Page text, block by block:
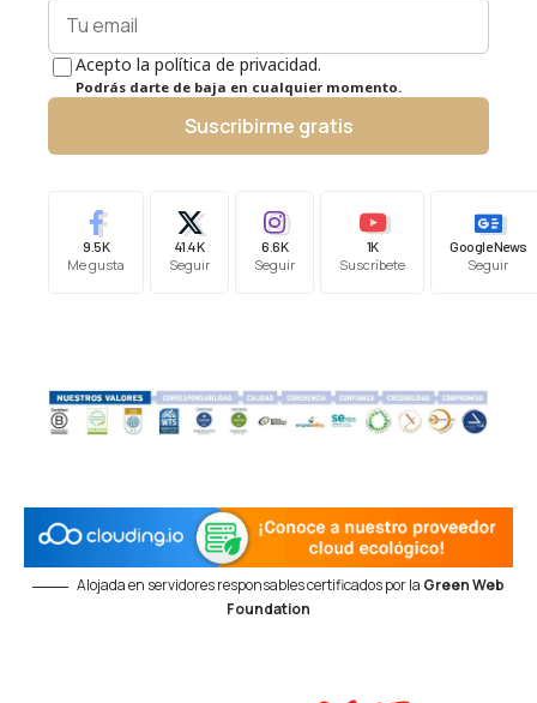
Acepto la política de privacidad.
Podrás darte de baja en cualquier momento.
Suscribirme gratis
9.5K
Me gusta
41.4K
Seguir
6.6K
Seguir
1K
Suscríbete
Google News
Seguir
Alojada en servidores responsables certificados por la Green Web
Foundation